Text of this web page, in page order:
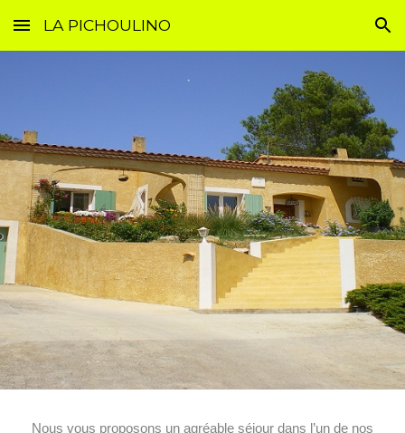
Skip to main content Skip to navigation
LA PICHOULINO
Nous vous proposons un agréable séjour dans l’un de nos